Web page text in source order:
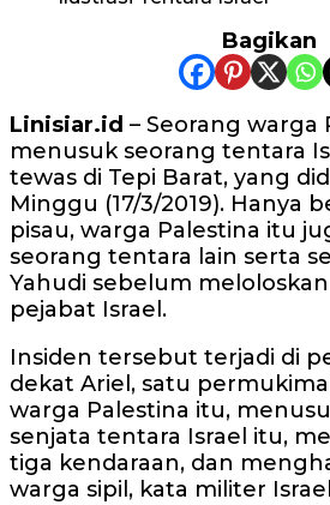
Bagikan
Linisiar.id – Seorang warga
menusuk seorang tentara
tewas di Tepi Barat, yang
Minggu (17/3/2019). Hanya
pisau, warga Palestina itu
seorang tentara lain serta
Yahudi sebelum
pejabat Israel.
Insiden tersebut terjadi di
dekat Ariel, satu
warga Palestina itu,
senjata tentara Israel itu,
tiga kendaraan, dan
warga sipil, kata militer